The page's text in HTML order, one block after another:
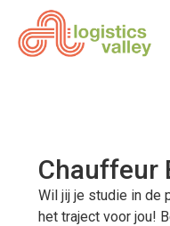
Chauffeur
Wil jij je studie in de
het traject voor jou!